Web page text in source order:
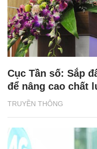
TRUYỀN THÔNG
Cục Tần số: Sắp
để nâng cao chất